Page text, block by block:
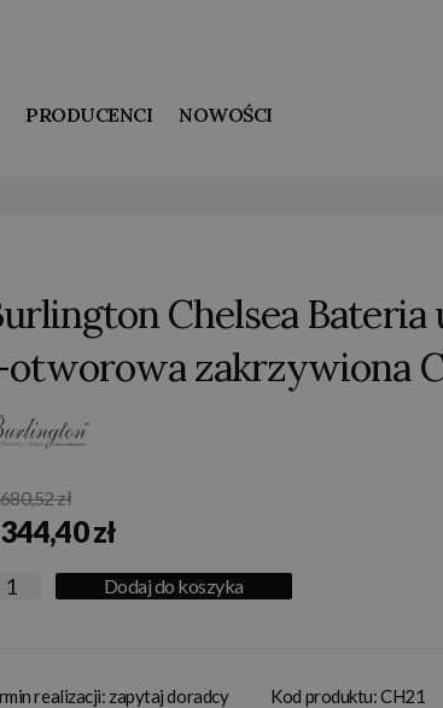
PRODUCENCI NOWOŚCI
Chelsea
otworowa zakrzywiona
zł
zł
Dodaj do koszyka
realizacji: zapytaj doradcy Kod produktu: CH21